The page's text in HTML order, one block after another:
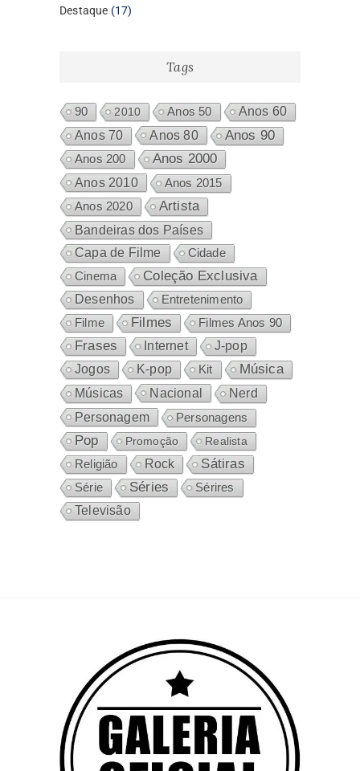
produtos
Destaque 1717
Tags
90 2010 Anos 50
Anos 60
Anos 70
Anos 80 Anos 90
Anos 200 Anos 2000
Anos 2010 Anos 2015
Anos 2020 Artista
Bandeiras dos Países
Capa de Filme
Cidade
Cinema
Coleção Exclusiva
Desenhos
Entretenimento
Filme
Filmes Filmes Anos 90
Frases Internet
J-pop
Jogos
K-pop Kit Música
Músicas Nacional Nerd
Personagem Personagens
Pop Promoção
Realista
Religião
Rock Sátiras
Série Séries
Sérires
Televisão